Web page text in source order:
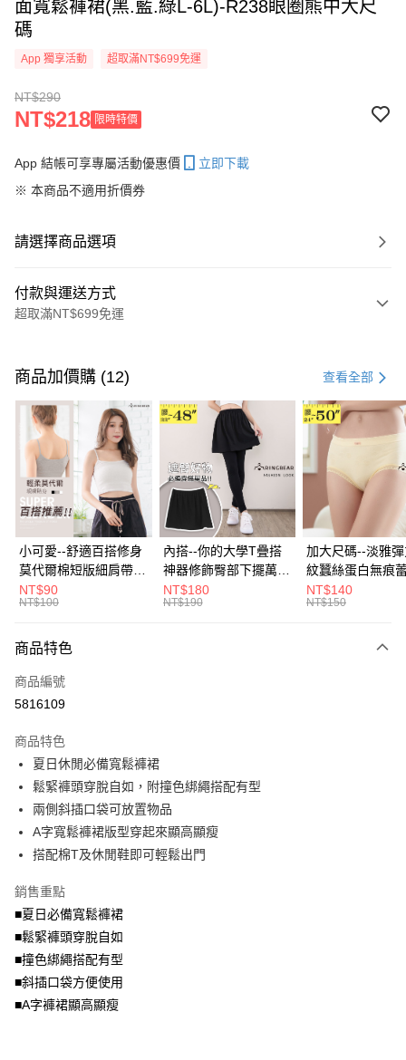
面寬鬆褲裙(黑.藍.綠L-6L)-R238眼圈熊中大尺
碼
App 獨享活動 超取滿NT$699免運
NT$290
NT$218 限時特價
App 結帳可享專屬活動優惠價
立即下載
※ 本商品不適用折價券
請選擇商品選項
付款與運送方式
超取滿NT$699免運
信用卡一次付款
超商取貨付款
LINE Pay
Apple Pay
街口支付
悠遊付
Google Pay
全盈+PAY
大哥付你分期
【大哥付你分期使用說明】
1.本服務由台灣大哥大提供，台灣大哥大用戶可立即使用無須另外申請。
流程，驗證手機門號後，選擇欲分期的期數、繳款截止日，確認付款後即完
成交易。
3.實際核准額度、可分期數及費用金額請依後續交易確認頁面所載為準。
4.訂單成立30分鐘內，如未前往確認交易或遇審核未通過，訂單將自動取
法說明評估內容。
【繳款方式說明】
1.分期款項不併入電信帳單，「大哥付你分期」於每月結算日後寄送繳費提
醒簡訊。
帳／街口支付／iPASS MONEY」等通路繳費。
【注意事項】
1.本服務係由「台灣大哥大股份有限公司」（以下簡稱本公司）所提供，讓
用戶於交易時，得透過本服務購買商品或服務，並由商店將買賣／分期付款
買賣價金債權讓與本公司後，依約使用本公司帳單繳交帳款。
資料（包含姓名、電話或地址）提供予台灣大哥大進項蒐集、處理及利用，
AFTEE先享後付
【關於「AFTEE先享後付」】
AFTEE先享後付是「在收到商品之後才付款」的支付方式。 讓您購物簡單
便利好安心！
１．簡單：不需註冊會員、不需綁卡、不需儲值。
２．便利：只要手機號碼，簡訊認證，即可結帳。
３．安心：先確認商品／服務後，再付款。
【「AFTEE先享後付」結帳流程】
結帳頁面，進行簡訊認證並確認金額後，即可完成結帳。
３．收到繳費通知簡訊後14天內，點擊此簡訊中的連結，可透過四大超商／
ATM／網路銀行／等多元方式進行付款，方視為交易完成。
※ 請注意：結帳手續完成當下不需立刻繳費，但若您需要取消訂單，請聯絡
購買商品的店家。未經商家同意取消之訂單仍視為有效，需透過AFTEE先享
後付繳納相關費用。
※ 交易是否成功請以「AFTEE先享後付 」之結帳頁面顯示為準，若有關於
ATM付款
全家取貨付款
每筆NT$70，滿NT$699(含以上)免運費
付款後全家取貨
每筆NT$70，滿NT$699(含以上)免運費
7-11取貨付款
每筆NT$70，滿NT$799(含以上)免運費
付款後7-11取貨
商品加價購 (12) 查看全部
小可愛--舒適百搭修身
莫代爾棉短版細肩帶素
色背心(白.黑.灰L-2L)-
U582眼圈熊中大尺碼
NT$90
NT$100
內搭--你的大學T疊搭
神器修飾臀部下擺萬用
內搭裙/遮臀裙(黑2L-
6L)-Q155眼圈熊中大
NT$180
NT$190
加大尺碼--淡雅
紋蠶絲蛋白無痕
角內褲(白.粉.藍.
3L)-L28眼圈熊中
NT$140
NT$150
商品特色
商品編號
5816109
商品特色
夏日休閒必備寬鬆褲裙
鬆緊褲頭穿脫自如，附撞色綁繩搭配有型
兩側斜插口袋可放置物品
A字寬鬆褲裙版型穿起來顯高顯瘦
搭配棉T及休閒鞋即可輕鬆出門
銷售重點
■夏日必備寬鬆褲裙
■鬆緊褲頭穿脫自如
■撞色綁繩搭配有型
■斜插口袋方便使用
■A字褲裙顯高顯瘦